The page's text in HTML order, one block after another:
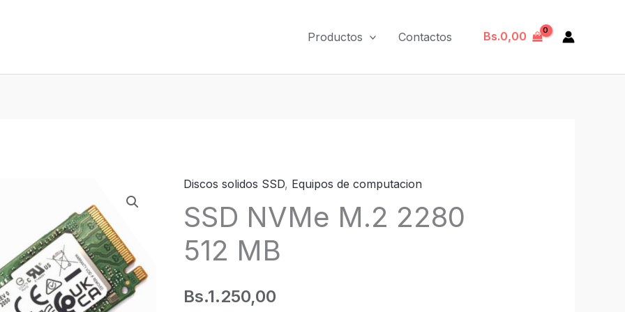
Productos Contactos Bs.0,00
Discos solidos SSD, Equipos de computacion
SSD NVMe M.2 2280
512 MB
Bs.1.250,00
SSD
NVMe
M.2
2280
MB